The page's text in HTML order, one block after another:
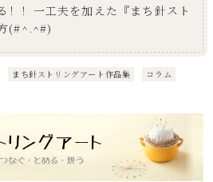
！！一工夫を加えた『まち針スト
(#^.^#)
まち針ストリングアート作品集
コラム